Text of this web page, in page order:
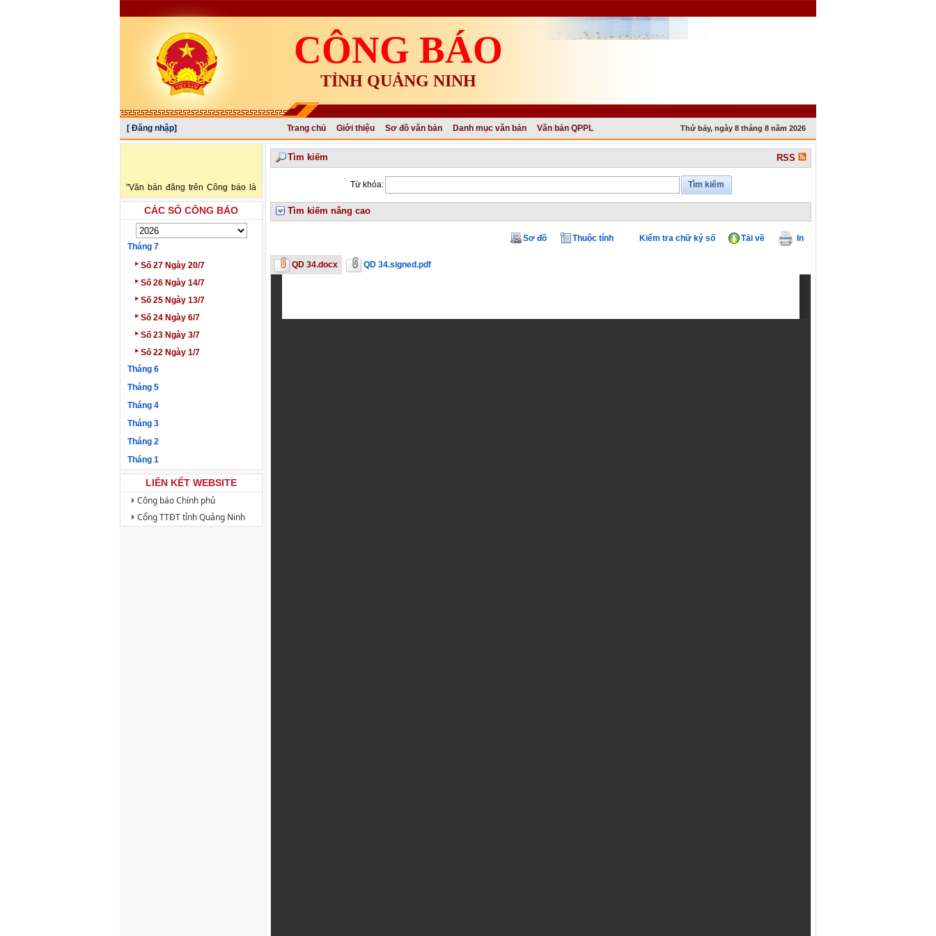
CÔNG BÁO
TỈNH QUẢNG NINH
[ Đăng nhập] Trang chủ Giới thiệu Sơ đồ văn bản Danh mục văn bản Văn bản QPPL Thứ bảy, ngày 8 tháng 8 năm 2026
"Văn bản đăng trên Công báo là
văn bản chính thức và có giá trị
như bản gốc. Trường hợp có sự
khác nhau giữa Công báo in và
Công báo điện tử thì sử dụng
Công báo in làm căn cứ chính
thức." (trích Nghị định số
34/2016/NĐ-CP ngày 14/05/2016
của Chính phủ)
CÁC SỐ CÔNG BÁO
Tháng 7
‣ Số 27 Ngày 20/7
‣ Số 26 Ngày 14/7
‣ Số 25 Ngày 13/7
‣ Số 24 Ngày 6/7
‣ Số 23 Ngày 3/7
‣ Số 22 Ngày 1/7
Tháng 6
Tháng 5
Tháng 4
Tháng 3
Tháng 2
Tháng 1
LIÊN KẾT WEBSITE
Công báo Chính phủ
Cổng TTĐT tỉnh Quảng Ninh
Tìm kiếm RSS
Từ khóa: Tìm kiếm
Tìm kiếm nâng cao
Sơ đồ Thuộc tính Kiểm tra chữ ký số Tải về In
QD 34.docx QD 34.signed.pdf